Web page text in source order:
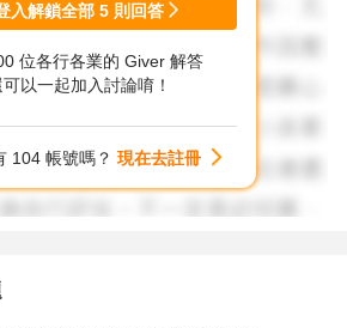
入解鎖全部 5 則回答
位各行各業的 Giver 解答
以一起加入討論唷！
104 帳號嗎？ 現在去註冊